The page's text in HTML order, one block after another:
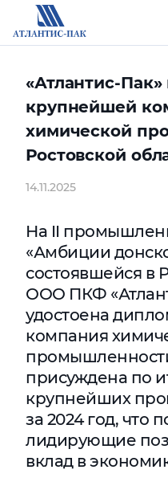
ЗАГРУЗИТЕ В
App Store
App Store
ECOДОСТУПНО В
Google Play
Google Play
«Атлантис-
крупнейшей
химической
Ростовской
14.11.2025
На II
«Амбиции
состоявшейся в
ООО ПКФ
удостоена
компания
присуждена по
крупнейших
за 2024 год, что
лидирующие
вклад в